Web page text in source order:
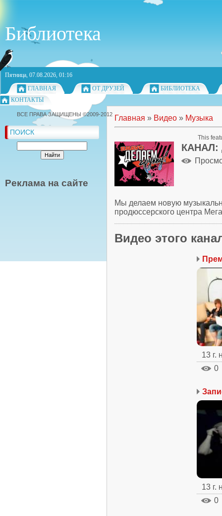
Библиотека
Пятница, 07.08.2026, 01:16
ГЛАВНАЯ
ОТ ДРУЗЕЙ
БИБЛИОТЕКА
КОНТАКТЫ
ПОИСК
Реклама на сайте
Главная » Видео » Музыка
КАНАЛ:
Мы делаем новую
продюссерского центра
Видео этого
13 г.
0
13 г.
0
ВСЕ ПРАВА ЗАЩИЩЕНЫ ©2009-2012
This